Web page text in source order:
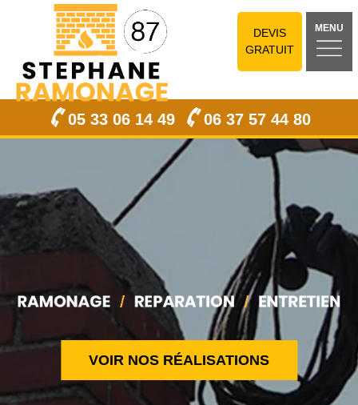
DEVIS
GRATUIT
MENU
05 33 06 14 49 06 37 57 44 80
VOIR NOS RÉALISATIONS